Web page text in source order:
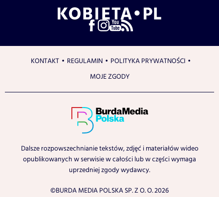
KONTAKT REGULAMIN
POLITYKA PRYWATNOŚCI
MOJE ZGODY
Dalsze rozpowszechnianie tekstów, zdjęć i materiałów wideo
opublikowanych w serwisie w całości lub w części wymaga
uprzedniej zgody wydawcy.
©BURDA MEDIA POLSKA SP. Z O. O. 2026